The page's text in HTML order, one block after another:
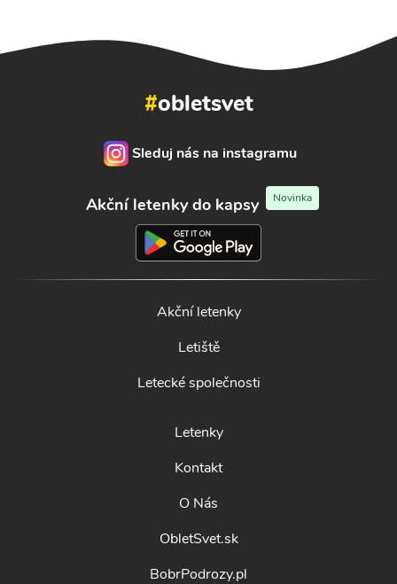
#obletsvet
Sleduj nás na instagramu
Akční letenky do kapsy Novinka
Akční letenky
Letiště
Letecké společnosti
Letenky
Kontakt
O Nás
ObletSvet.sk
BobrPodrozy.pl